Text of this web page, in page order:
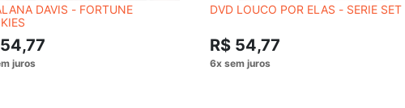
DAVIS - FORTUNE
DVD LOUCO POR ELAS - SERIE SET
R$ 54,77